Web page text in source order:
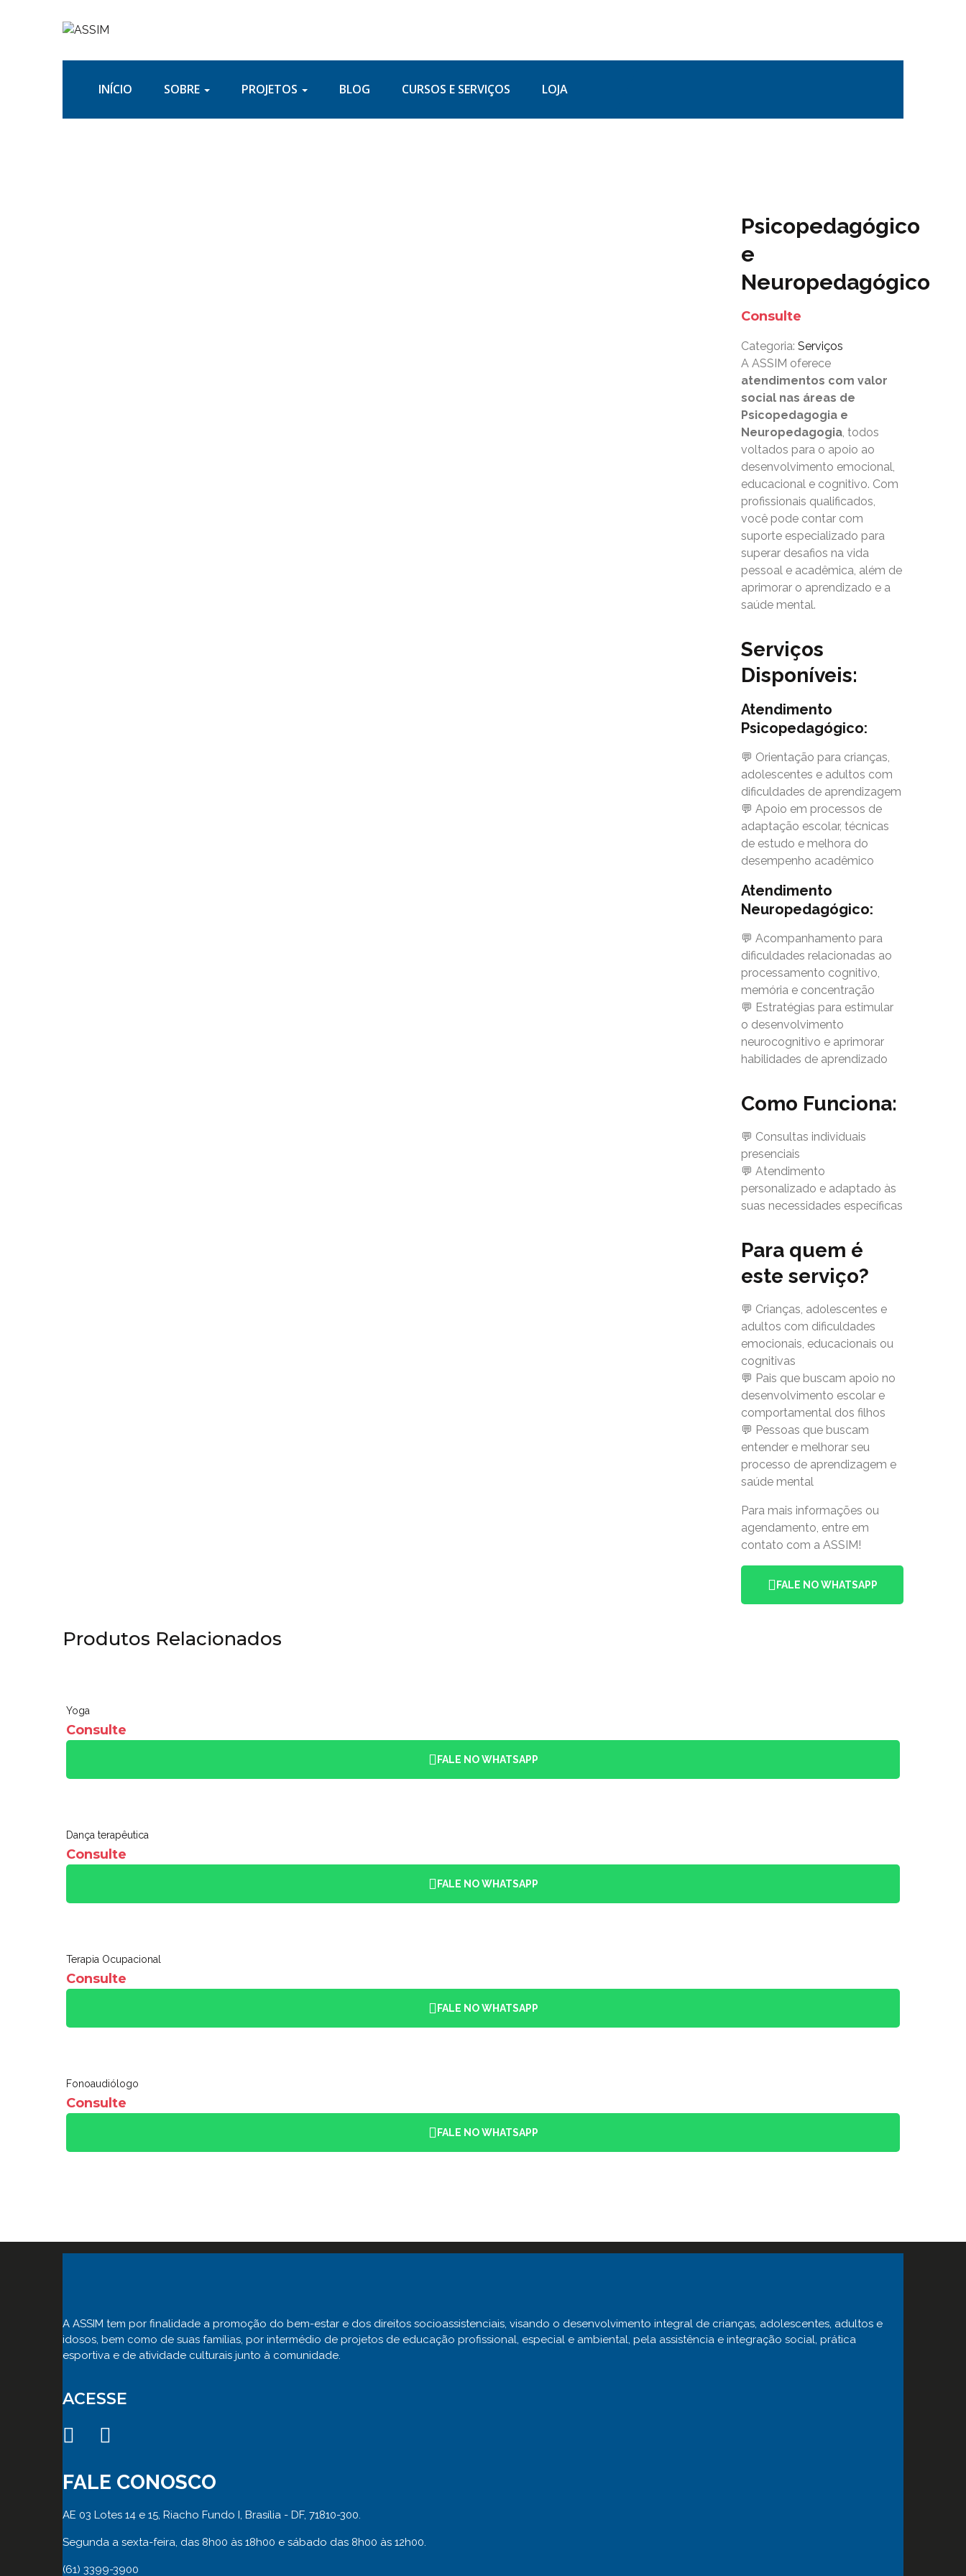
INÍCIO SOBRE PROJETOS BLOG CURSOS E SERVIÇOS LOJA
Psicopedagógico
e
Neuropedagógico
Consulte
Categoria:Serviços
A ASSIM oferece
atendimentos com valor
social nas áreas de
Psicopedagogia e
Neuropedagogia, todos
voltados para o apoio ao
desenvolvimento emocional,
educacional e cognitivo. Com
profissionais qualificados,
você pode contar com
suporte especializado para
superar desafios na vida
pessoal e acadêmica, além de
aprimorar o aprendizado e a
saúde mental.
Serviços
Disponíveis:
Atendimento
Psicopedagógico:
💬 Orientação para crianças,
adolescentes e adultos com
dificuldades de aprendizagem
💬 Apoio em processos de
adaptação escolar, técnicas
de estudo e melhora do
desempenho acadêmico
Atendimento
Neuropedagógico:
💬 Acompanhamento para
dificuldades relacionadas ao
processamento cognitivo,
memória e concentração
💬 Estratégias para estimular
o desenvolvimento
neurocognitivo e aprimorar
habilidades de aprendizado
Como Funciona:
💬 Consultas individuais
presenciais
💬 Atendimento
personalizado e adaptado às
suas necessidades específicas
Para quem é
este serviço?
💬 Crianças, adolescentes e
adultos com dificuldades
emocionais, educacionais ou
cognitivas
💬 Pais que buscam apoio no
desenvolvimento escolar e
comportamental dos filhos
💬 Pessoas que buscam
entender e melhorar seu
processo de aprendizagem e
saúde mental
Para mais informações ou
agendamento, entre em
contato com a ASSIM!
FALE NO WHATSAPP
Produtos Relacionados
Yoga
Consulte
FALE NO WHATSAPP
Dança terapêutica
Consulte
FALE NO WHATSAPP
Terapia Ocupacional
Consulte
FALE NO WHATSAPP
Fonoaudiólogo
Consulte
FALE NO WHATSAPP
A ASSIM tem por finalidade a promoção do bem-estar e dos direitos socioassistenciais, visando o desenvolvimento integral de crianças, adolescentes, adultos e
idosos, bem como de suas famílias, por intermédio de projetos de educação profissional, especial e ambiental, pela assistência e integração social, prática
esportiva e de atividade culturais junto à comunidade.
ACESSE
FALE CONOSCO
AE 03 Lotes 14 e 15, Riacho Fundo I, Brasília - DF, 71810-300.
Segunda a sexta-feira, das 8h00 às 18h00 e sábado das 8h00 às 12h00.
(61) 3399-3900